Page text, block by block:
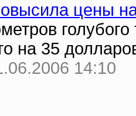
цены
на 35
14:10